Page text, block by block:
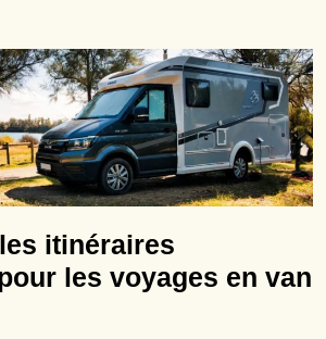
itinéraires
les voyages en van